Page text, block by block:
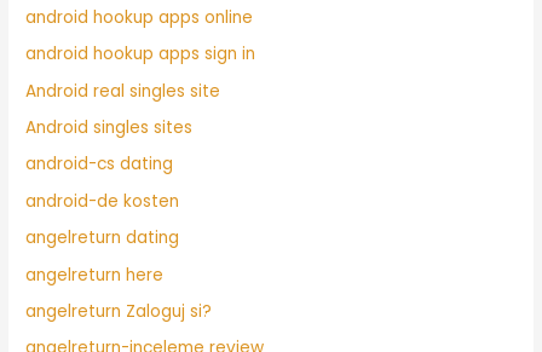
android hookup apps online
android hookup apps sign in
Android real singles site
Android singles sites
android-cs dating
android-de kosten
angelreturn dating
angelreturn here
angelreturn Zaloguj si?